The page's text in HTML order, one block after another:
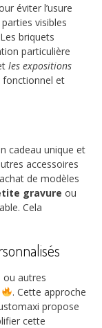
éviter l’usure
visibles
briquets
particulière
les expositions
fonctionnel et
cadeau unique et
accessoires
de modèles
gravure ou
Cela
ou autres
. Cette approche
propose
cette